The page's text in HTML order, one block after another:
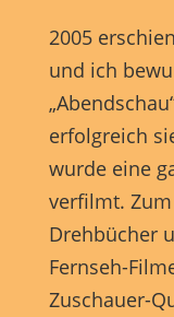
2005
und ich
erfolgreich
wurde eine
verfilmt.
Drehbücher
Fernseh-
Zuschauer-
Marketing (1)
Marketing-Cookies
verwendet, um
sie Besucher über
Externe Medien
Inhalte von
werden, bedarf der
Einwilligung mehr.